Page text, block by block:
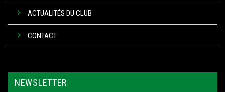
ACTUALITÉS DU CLUB
CONTACT
NEWSLETTER